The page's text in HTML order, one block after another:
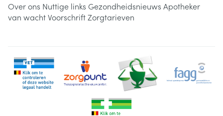
Over ons Nuttige links Gezondheidsnieuws Apotheker
van wachtVoorschriftZorgtarieven